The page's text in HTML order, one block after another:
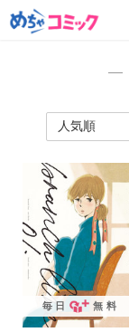
毎日 無料